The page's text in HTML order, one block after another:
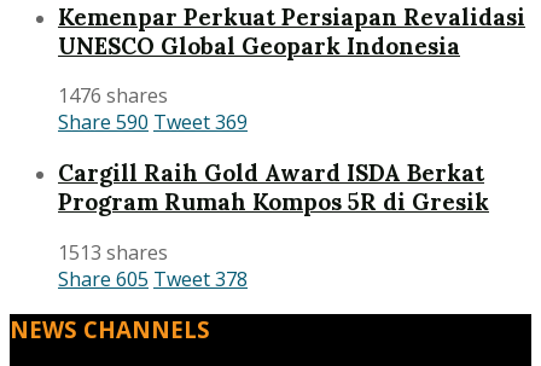
Kemenpar Perkuat Persiapan Revalidasi
UNESCO Global Geopark Indonesia
1476 shares
Share 590 Tweet369
Cargill Raih Gold Award ISDA Berkat
Program Rumah Kompos 5R di Gresik
1513 shares
Share 605 Tweet378
NEWS CHANNELS